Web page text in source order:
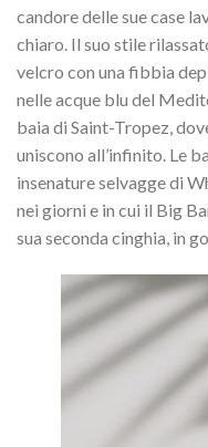
candore delle sue case
chiaro. Il suo stile
velcro con una fibbia
nelle acque blu del
baia di Saint-Tropez,
uniscono all’infinito. Le
insenature selvagge di
nei giorni e in cui il Big
sua seconda cinghia, in